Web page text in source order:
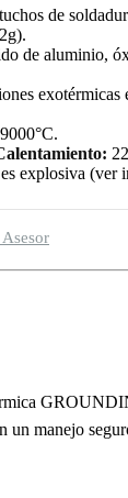
de
de aluminio,
exotérmicas
9000°C.
explosiva (ver
un manejo